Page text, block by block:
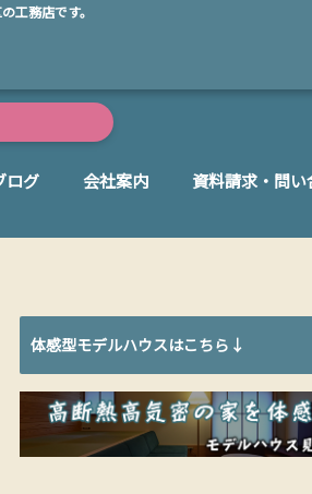
工務店です。
ログ 会社案内 資料請求・問い
体感型モデルハウスはこちら↓